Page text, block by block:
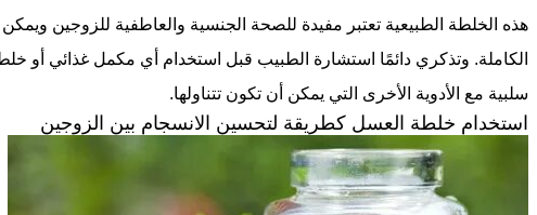
هذه الخلطة الطبيعية تعتبر مفيدة للصحة الجنسية والعاطفية للزوجين ويمكن
الكاملة. وتذكري دائمًا استشارة الطبيب قبل استخدام أي مكمل غذائي أو
سلبية مع الأدوية الأخرى التي يمكن أن تكون تتناولها.
استخدام خلطة العسل كطريقة لتحسين الانسجام بين الزوجين